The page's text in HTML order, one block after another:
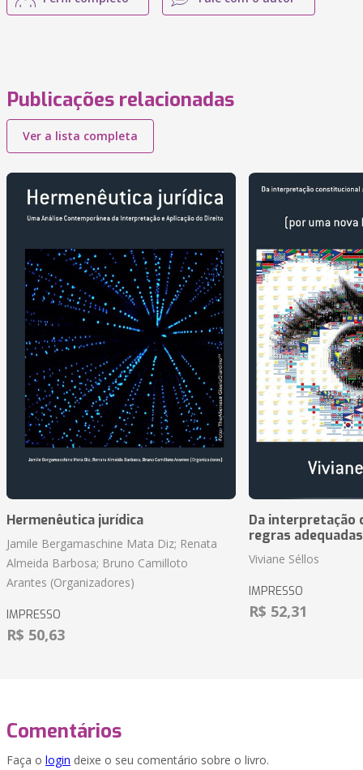
Publicações relacionadas
Ver a lista completa
Hermenêutica jurídica
Jamile Bergamaschine Mata Diz; Renata
Almeida Barbosa; Bruno Camilloto
Arantes (Organizadores)
IMPRESSO
R$ 50,63
Da interpretação
regras
Viviane Séllos
IMPRESSO
R$ 52,31
Comentários
Faça o login deixe o seu comentário sobre o livro.